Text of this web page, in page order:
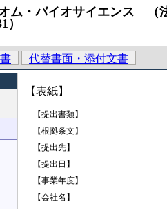
ム・バイオサイエンス （
）
代替書面・添付文書